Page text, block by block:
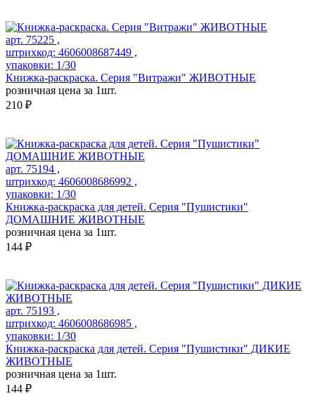
арт. 75225 ,
штрихкод: 4606008687449 ,
упаковки: 1/30
Книжка-раскраска. Серия "Витражи" ЖИВОТНЫЕ
розничная цена за 1шт.
210 ₽
арт. 75194 ,
штрихкод: 4606008686992 ,
упаковки: 1/30
Книжка-раскраска для детей. Серия "Пушистики"
ДОМАШНИЕ ЖИВОТНЫЕ
розничная цена за 1шт.
144 ₽
арт. 75193 ,
штрихкод: 4606008686985 ,
упаковки: 1/30
Книжка-раскраска для детей. Серия "Пушистики" ДИКИЕ
ЖИВОТНЫЕ
розничная цена за 1шт.
144 ₽